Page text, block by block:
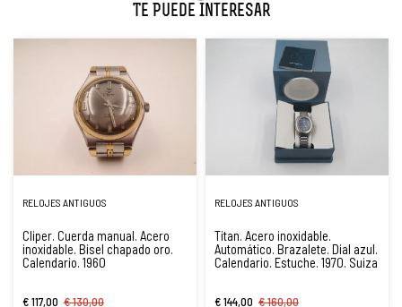
Te Puede Interesar
RELOJES ANTIGUOS
Cliper. Cuerda manual. Acero
inoxidable. Bisel chapado oro.
Calendario. 1960
€ 117,00 € 130,00
RELOJES ANTIGUOS
Titan. Acero inoxidable.
Automático. Brazalete. Dial azul.
Calendario. Estuche. 1970. Suiza
€ 144,00 € 160,00